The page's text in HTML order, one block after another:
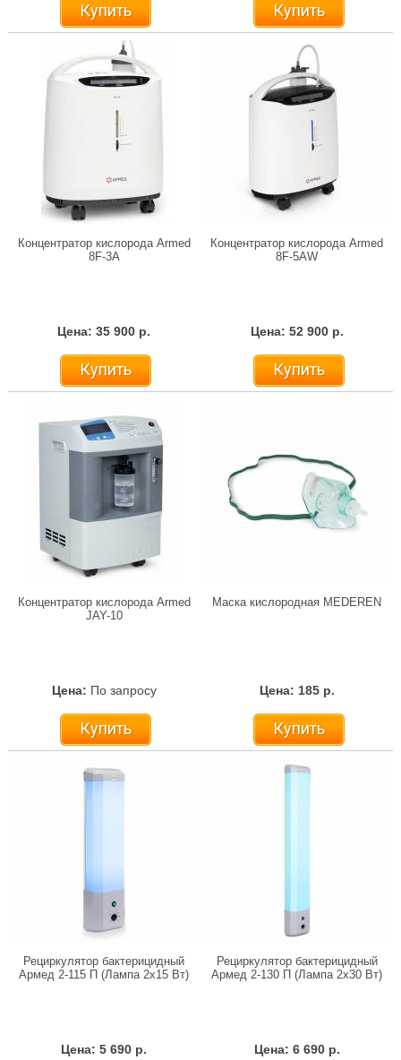
Купить Купить
Концентратор кислорода Armed
8F-3A
Цена: 35 900 р.
Купить
Концентратор кислорода Armed
8F-5AW
Цена: 52 900 р.
Купить
Концентратор кислорода Armed
JAY-10
Цена: По запросу
Купить
Маска кислородная MEDEREN
Цена: 185 р.
Купить
Рециркулятор бактерицидный
Армед 2-115 П (Лампа 2х15 Вт)
Цена: 5 690 р.
Рециркулятор бактерицидный
Армед 2-130 П (Лампа 2х30 Вт)
Цена: 6 690 р.